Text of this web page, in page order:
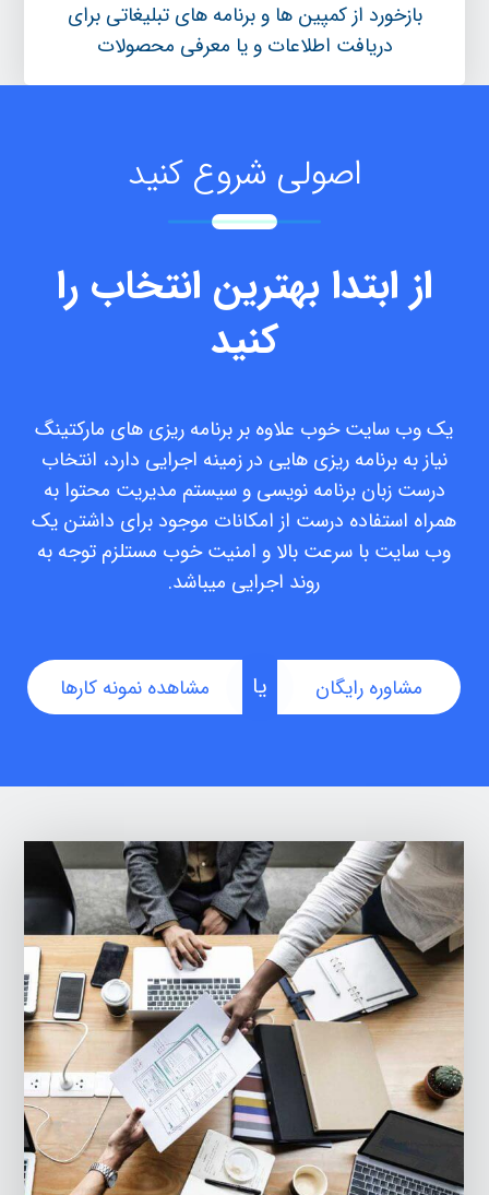
بازخورد از کمپین ها و برنامه های تبلیغاتی برای
دریافت اطلاعات و یا معرفی محصولات
اصولی شروع کنید
از ابتدا بهترین انتخاب را
کنید
یک وب سایت خوب علاوه بر برنامه ریزی های مارکتینگ
نیاز به برنامه ریزی هایی در زمینه اجرایی دارد، انتخاب
درست زبان برنامه نویسی و سیستم مدیریت محتوا به
همراه استفاده درست از امکانات موجود برای داشتن یک
وب سایت با سرعت بالا و امنیت خوب مستلزم توجه به
روند اجرایی میباشد.
مشاوره رایگان یا مشاهده نمونه کارها